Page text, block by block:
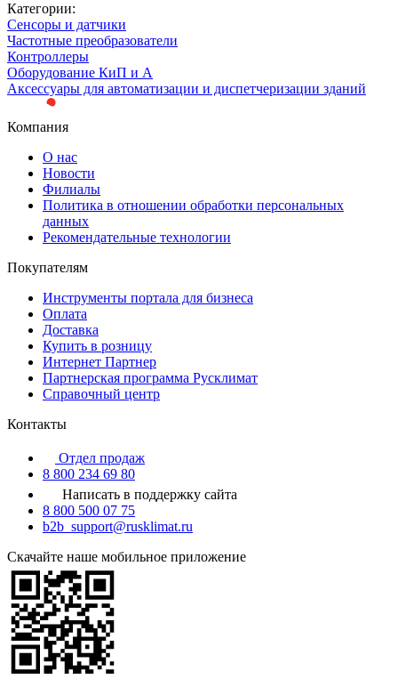
Категории:
Сенсоры и датчики
Частотные преобразователи
Контроллеры
Оборудование КиП и А
Аксессуары для автоматизации и диспетчеризации зданий
Компания
О нас
Новости
Филиалы
Политика в отношении обработки персональных
данных
Рекомендательные технологии
Покупателям
Инструменты портала для бизнеса
Оплата
Доставка
Купить в розницу
Интернет Партнер
Партнерская программа Русклимат
Справочный центр
Контакты
Отдел продаж
8 800 234 69 80
Написать в поддержку сайта
8 800 500 07 75
b2b_support@rusklimat.ru
Скачайте наше мобильное приложение